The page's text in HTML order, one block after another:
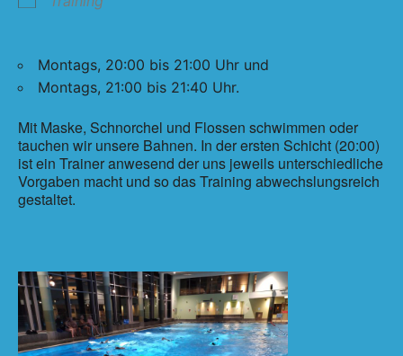
Montags, 20:00 bis 21:00 Uhr und
Montags, 21:00 bis 21:40 Uhr.
Mit Maske, Schnorchel und Flossen schwimmen oder
tauchen wir unsere Bahnen. In der ersten Schicht (20:00)
ist ein Trainer anwesend der uns jeweils unterschiedliche
Vorgaben macht und so das Training abwechslungsreich
gestaltet.